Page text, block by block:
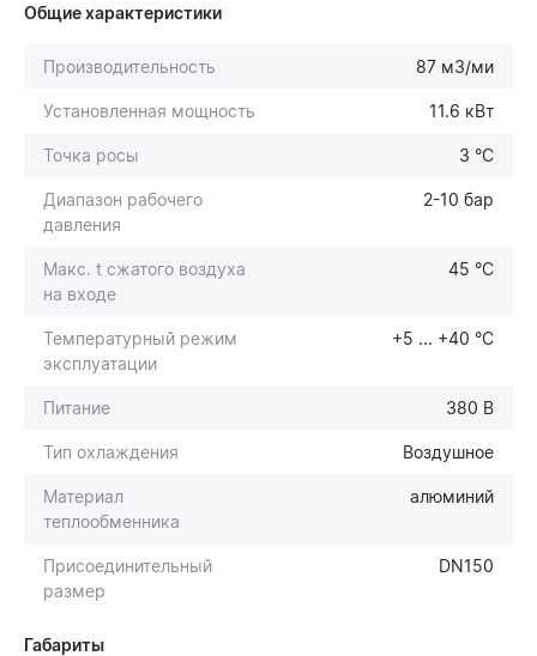
Общие характеристики
Производительность 87 м3/ми
Установленная мощность 11.6 кВт
Точка росы 3 °C
Диапазон рабочего
давления
2-10 бар
Макс. t сжатого воздуха
на входе
45 °C
Температурный режим
эксплуатации
+5 ... +40 °С
Питание 380 В
Тип охлаждения Воздушное
Материал
теплообменника
алюминий
Присоединительный
размер
DN150
Габариты